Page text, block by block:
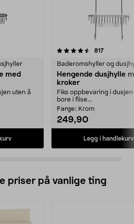
med
uten å
817
Baderomshyller og
Hengende dusjhylle
kroker
Fiks oppbevaring i
bore i flise...
Farge: Krom
249,90
Legg i handlekurv
4.0 av 5 stjerner
priser på vanlige ting